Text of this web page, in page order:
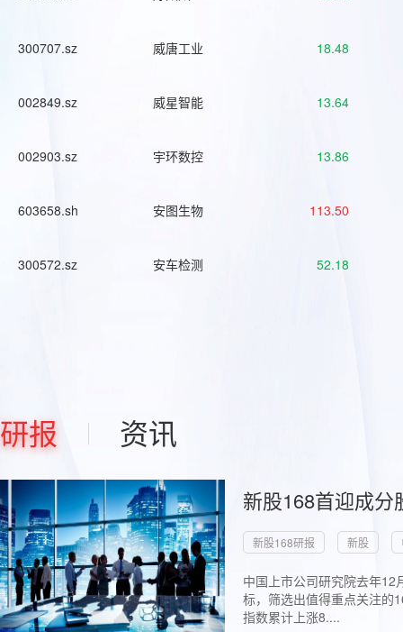
300707.sz 威唐工业 18.48
002849.sz 威星智能 13.64
002903.sz 宇环数控 13.86
603658.sh 安图生物 113.50
300572.sz 安车检测 52.18
研报 资讯
新股168首迎成
新股168研报 新股
中国上市公司研究院去年
标，筛选出值得重点关注的
指数累计上涨8....